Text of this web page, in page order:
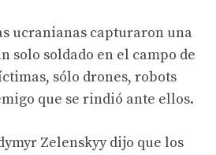
ucranianas capturaron una
solo soldado en el campo de
sólo drones, robots
que se rindió ante ellos.
Zelenskyy dijo que los